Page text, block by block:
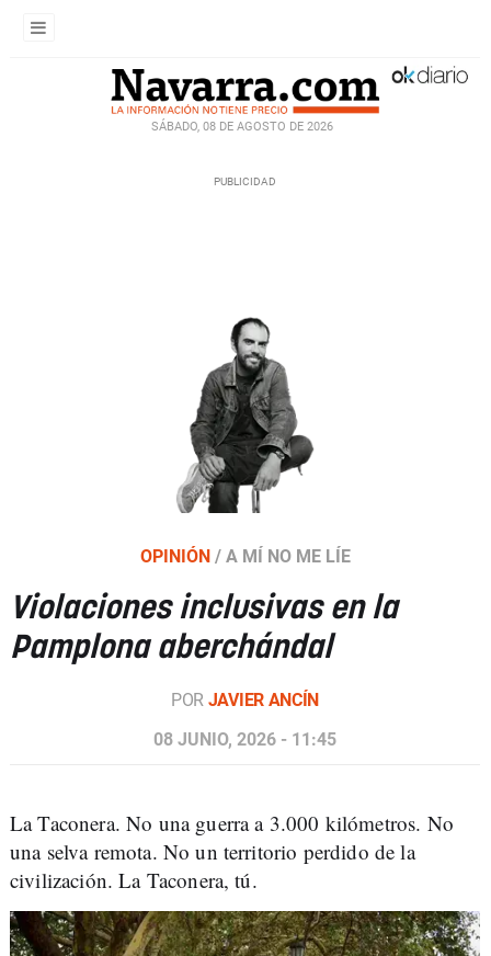
SÁBADO, 08 DE AGOSTO DE 2026
OPINIÓN / A MÍ NO ME LÍE
Violaciones inclusivas en la
Pamplona aberchándal
POR JAVIER ANCÍN
08 JUNIO, 2026 - 11:45
La Taconera. No una guerra a 3.000 kilómetros. No
una selva remota. No un territorio perdido de la
civilización. La Taconera, tú.